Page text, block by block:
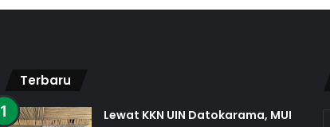
Terbaru
Lewat KKN UIN Datokarama, MUI